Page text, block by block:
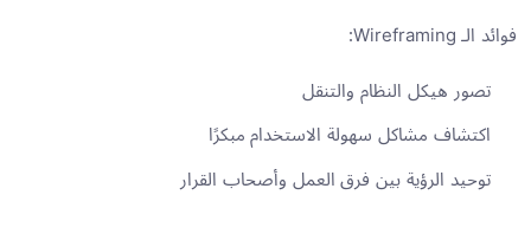
فوائد الـ Wireframing:
تصور هيكل النظام والتنقل
اكتشاف مشاكل سهولة الاستخدام مبكرًا
توحيد الرؤية بين فرق العمل وأصحاب القرار